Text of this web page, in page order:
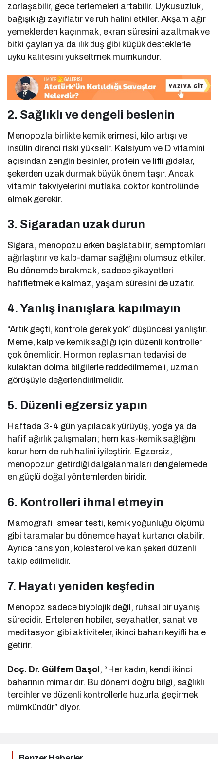
zorlaşabilir, gece terlemeleri artabilir. Uykusuzluk,
bağışıklığı zayıflatır ve ruh halini etkiler. Akşam ağır
yemeklerden kaçınmak, ekran süresini azaltmak ve
bitki çayları ya da ılık duş gibi küçük desteklerle
uyku kalitesini yükseltmek mümkündür.
2. Sağlıklı ve dengeli beslenin
Menopozla birlikte kemik erimesi, kilo artışı ve
insülin direnci riski yükselir. Kalsiyum ve D vitamini
açısından zengin besinler, protein ve lifli gıdalar,
şekerden uzak durmak büyük önem taşır. Ancak
vitamin takviyelerini mutlaka doktor kontrolünde
almak gerekir.
3. Sigaradan uzak durun
Sigara, menopozu erken başlatabilir, semptomları
ağırlaştırır ve kalp-damar sağlığını olumsuz etkiler.
Bu dönemde bırakmak, sadece şikayetleri
hafifletmekle kalmaz, yaşam süresini de uzatır.
4. Yanlış inanışlara kapılmayın
“Artık geçti, kontrole gerek yok” düşüncesi yanlıştır.
Meme, kalp ve kemik sağlığı için düzenli kontroller
çok önemlidir. Hormon replasman tedavisi de
kulaktan dolma bilgilerle reddedilmemeli, uzman
görüşüyle değerlendirilmelidir.
5. Düzenli egzersiz yapın
Haftada 3-4 gün yapılacak yürüyüş, yoga ya da
hafif ağırlık çalışmaları; hem kas-kemik sağlığını
korur hem de ruh halini iyileştirir. Egzersiz,
menopozun getirdiği dalgalanmaları dengelemede
en güçlü doğal yöntemlerden biridir.
6. Kontrolleri ihmal etmeyin
Mamografi, smear testi, kemik yoğunluğu ölçümü
gibi taramalar bu dönemde hayat kurtarıcı olabilir.
Ayrıca tansiyon, kolesterol ve kan şekeri düzenli
takip edilmelidir.
7. Hayatı yeniden keşfedin
Menopoz sadece biyolojik değil, ruhsal bir uyanış
sürecidir. Ertelenen hobiler, seyahatler, sanat ve
meditasyon gibi aktiviteler, ikinci baharı keyifli hale
getirir.
Doç. Dr. Gülfem Başol, “Her kadın, kendi ikinci
baharının mimarıdır. Bu dönemi doğru bilgi, sağlıklı
tercihler ve düzenli kontrollerle huzurla geçirmek
mümkündür” diyor.